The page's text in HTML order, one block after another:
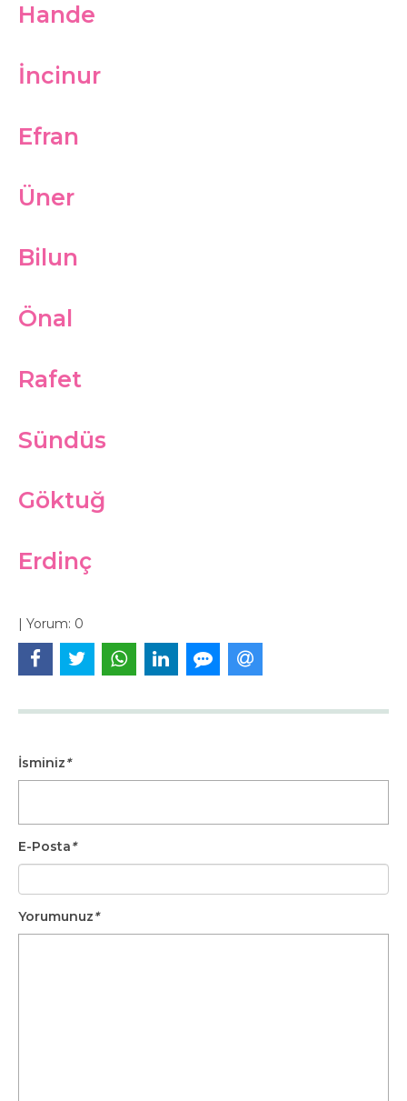
Hande
İncinur
Efran
Üner
Bilun
Önal
Rafet
Sündüs
Göktuğ
Erdinç
| Yorum: 0
İsminiz*
E-Posta*
Yorumunuz*